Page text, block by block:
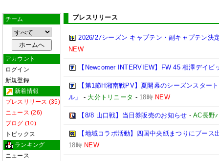
チーム
アカウント
ログイン
新規登録
新着情報
プレスリリース (35)
ニュース (26)
ブログ (10)
トピックス
ランキング
ニュース
プレスリリース
2026/27シーズン キャプテン・副キャプテン決
NEW
【Newcomer INTERVIEW】FW 45 相澤デイビ
【第1節H湘南戦PV】夏開幕のシーズンスター
ル」
- 大分トリニータ - 18時 NEW
【8/8 山口戦】当日券販売のお知らせ -AC長野
【地域コラボ活動】四国中央紙まつりにブー
18時 NEW